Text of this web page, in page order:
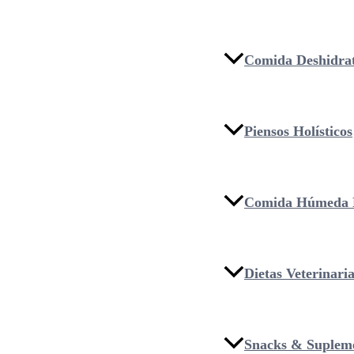
Comida
Piensos Holísticos
Comida
Dietas
Snacks &